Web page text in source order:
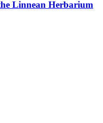
Linnean Herbarium